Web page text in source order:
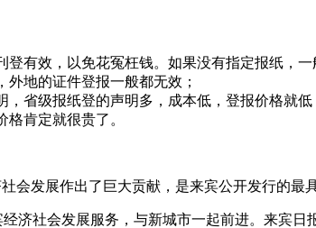
有效，以免花冤枉钱。如果没有指定报纸，一
地的证件登报一般都无效；
省级报纸登的声明多，成本低，登报价格就低
肯定就很贵了。
会发展作出了巨大贡献，是来宾公开发行的最
济社会发展服务，与新城市一起前进。来宾日